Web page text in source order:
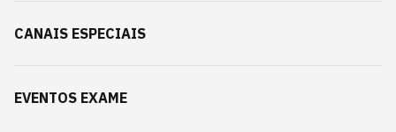
CANAIS ESPECIAIS
EVENTOS EXAME